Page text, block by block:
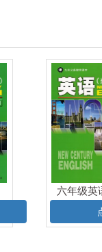
六年级英
电子